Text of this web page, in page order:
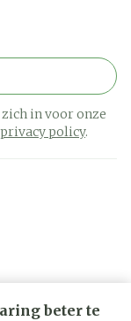
beter te
in voor onze
privacy policy.